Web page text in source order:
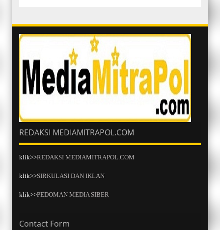
REDAKSI MEDIAMITRAPOL.COM
klik>>REDAKSI MEDIAMITRAPOL.COM
klik>>SIRKULASI DAN IKLAN
klik>>PEDOMAN MEDIA SIBER
Contact Form